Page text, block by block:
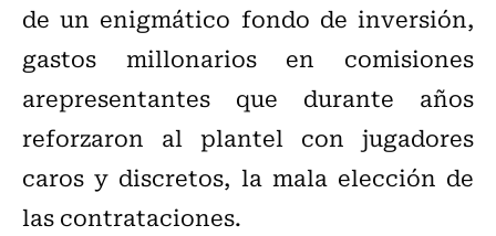
de un enigmático fondo de inversión,
gastos millonarios en comisiones
arepresentantes que durante años
reforzaron al plantel con jugadores
caros y discretos, la mala elección de
las contrataciones.